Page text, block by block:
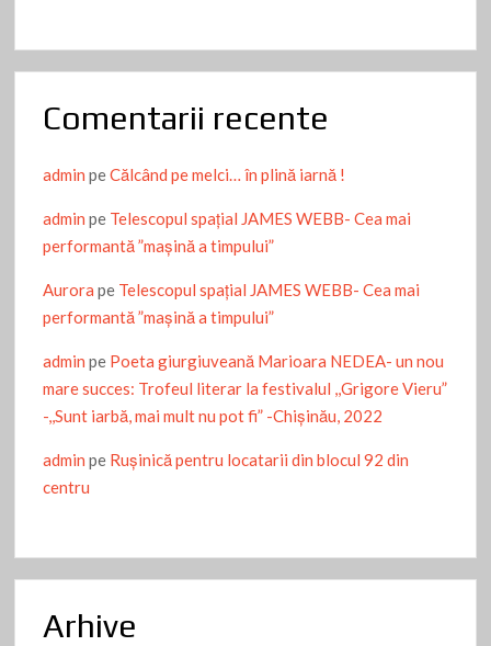
Comentarii recente
admin peCălcând pe melci… în plină iarnă !
admin pe Telescopul spațial JAMES WEBB- Cea mai
performantă ”mașină a timpului”
Aurora pe Telescopul spațial JAMES WEBB- Cea mai
performantă ”mașină a timpului”
admin pe Poeta giurgiuveană Marioara NEDEA- un nou
mare succes: Trofeul literar la festivalul ,,Grigore Vieru”
-,,Sunt iarbă, mai mult nu pot fi” -Chişinău, 2022
admin pe Ruşinică pentru locatarii din blocul 92 din
centru
Arhive